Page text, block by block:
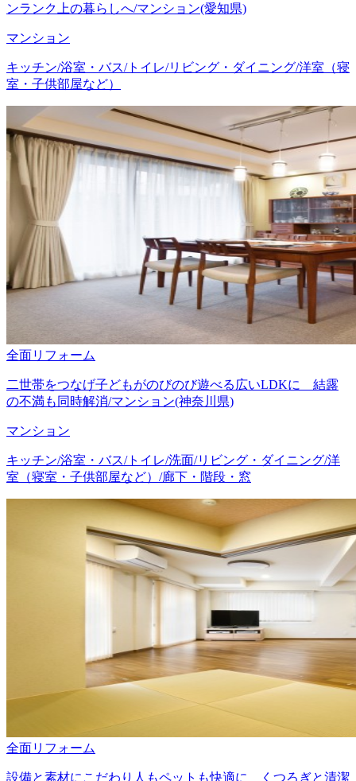
ンランク上の暮らしへ/マンション(愛知県)
マンション
キッチン/浴室・バス/トイレ/リビング・ダイニング/洋室（寝
室・子供部屋など）
全面リフォーム
二世帯をつなげ子どもがのびのび遊べる広いLDKに 結露
の不満も同時解消/マンション(神奈川県)
マンション
キッチン/浴室・バス/トイレ/洗面/リビング・ダイニング/洋
室（寝室・子供部屋など）/廊下・階段・窓
全面リフォーム
設備と素材にこだわり人もペットも快適に くつろぎと清潔